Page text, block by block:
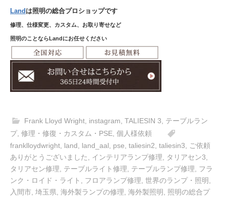
Land は照明の総合プロショップです
修理、仕様変更、カスタム、お取り寄せなど
照明のことならLandにお任せください
Frank Lloyd Wright, instagram, TALIESIN 3, テーブルラン
プ, 修理・修復・カスタム・PSE 個人様依頼
franklloydwright land land_aal pse taliesin2 taliesin3
ご依頼
ありがとうございました
インテリアランプ修理 タリアセン3
タリアセン修理
テーブルライト修理 テーブルランプ修理
フラ
ンク・ロイド・ライト
フロアランプ修理 世界のランプ・照明
入間市 埼玉県 海外製ランプの修理 海外製照明
照明の総合プ